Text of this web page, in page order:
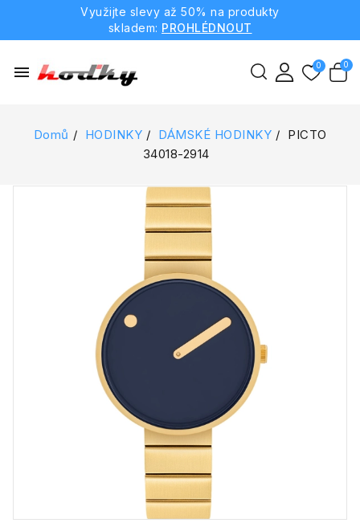
Využijte slevy až 50% na produkty
skladem: PROHLÉDNOUT
menu
Domů HODINKY DÁMSKÉ HODINKY
PICTO
34018-2914